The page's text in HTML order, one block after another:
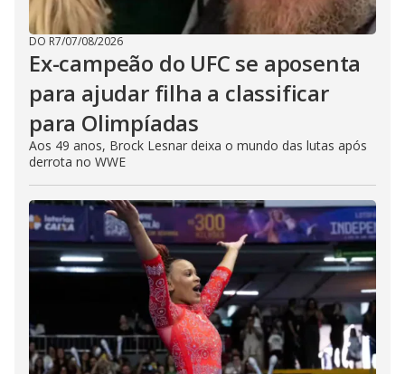
DO R7/07/08/2026
Ex-campeão do UFC se aposenta
para ajudar filha a classificar
para Olimpíadas
Aos 49 anos, Brock Lesnar deixa o mundo das lutas após
derrota no WWE